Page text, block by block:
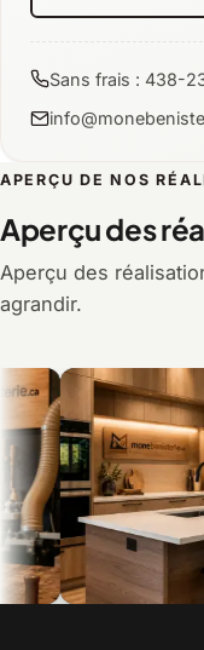
Sans frais : 438-
APERÇU DE NOS
Aperçu des
Aperçu des
agrandir.